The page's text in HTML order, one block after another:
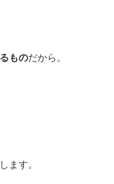
ものだから。
ます。